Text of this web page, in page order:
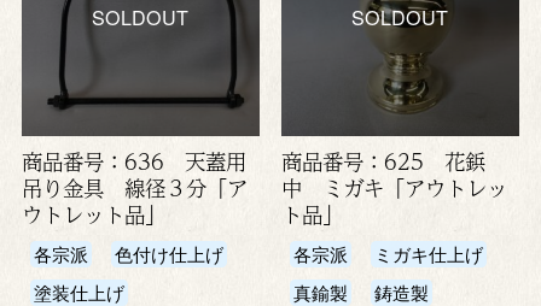
SOLDOUT
商品番号：636 天蓋用
吊り金具 線径３分「ア
ウトレット品」
各宗派
色付け仕上げ
塗装仕上げ
SOLDOUT
商品番号：625 花鋲
中 ミガキ「アウトレッ
ト品」
各宗派
ミガキ仕上げ
真鍮製
鋳造製